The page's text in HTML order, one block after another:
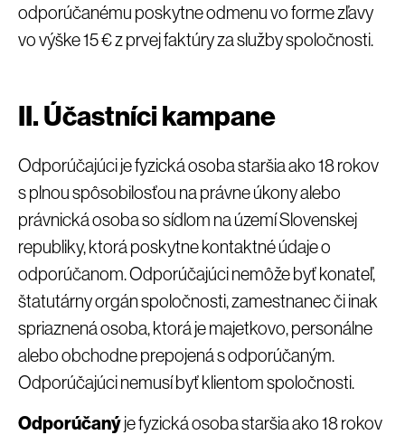
odporúčanému poskytne odmenu vo forme zľavy
vo výške 15 € z prvej faktúry za služby spoločnosti.
II. Účastníci kampane
Odporúčajúci je fyzická osoba staršia ako 18 rokov
s plnou spôsobilosťou na právne úkony alebo
právnická osoba so sídlom na území Slovenskej
republiky, ktorá poskytne kontaktné údaje o
odporúčanom. Odporúčajúci nemôže byť konateľ,
štatutárny orgán spoločnosti, zamestnanec či inak
spriaznená osoba, ktorá je majetkovo, personálne
alebo obchodne prepojená s odporúčaným.
Odporúčajúci nemusí byť klientom spoločnosti.
Odporúčanýje fyzická osoba staršia ako 18 rokov